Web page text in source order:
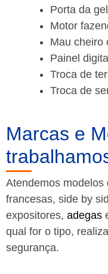
Porta da
Motor
Mau cheiro
Painel
Troca de
Troca de
Marcas e
Atendemos
francesas, side by
expositores, adegas
qual for o tipo,
segurança.